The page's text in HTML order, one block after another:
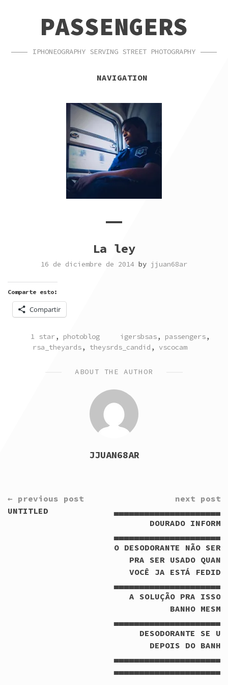
NAVIGATIONPASSENGERS
IPHONEOGRAPHY SERVING STREET PHOTOGRAPHY
NAVIGATION
La ley
16 de diciembre de 2014 by jjuan68ar
Comparte esto:
Compartir
POSTED
IN
1 star, photoblog TAGGED
igersbsas, passengers,
rsa_theyards, theysrds_candid , vscocam
ABOUT THE AUTHOR
JJUAN68AR
CONTINUE
READING
← previous post
UNTITLED
next post
DOURADO
O DESODORANTE NÃO
PRA SER USADO
VOCÊ JA ESTÁ
A SOLUÇÃO PRA ISSO
BANHO
DESODORANTE SE
DEPOIS DO